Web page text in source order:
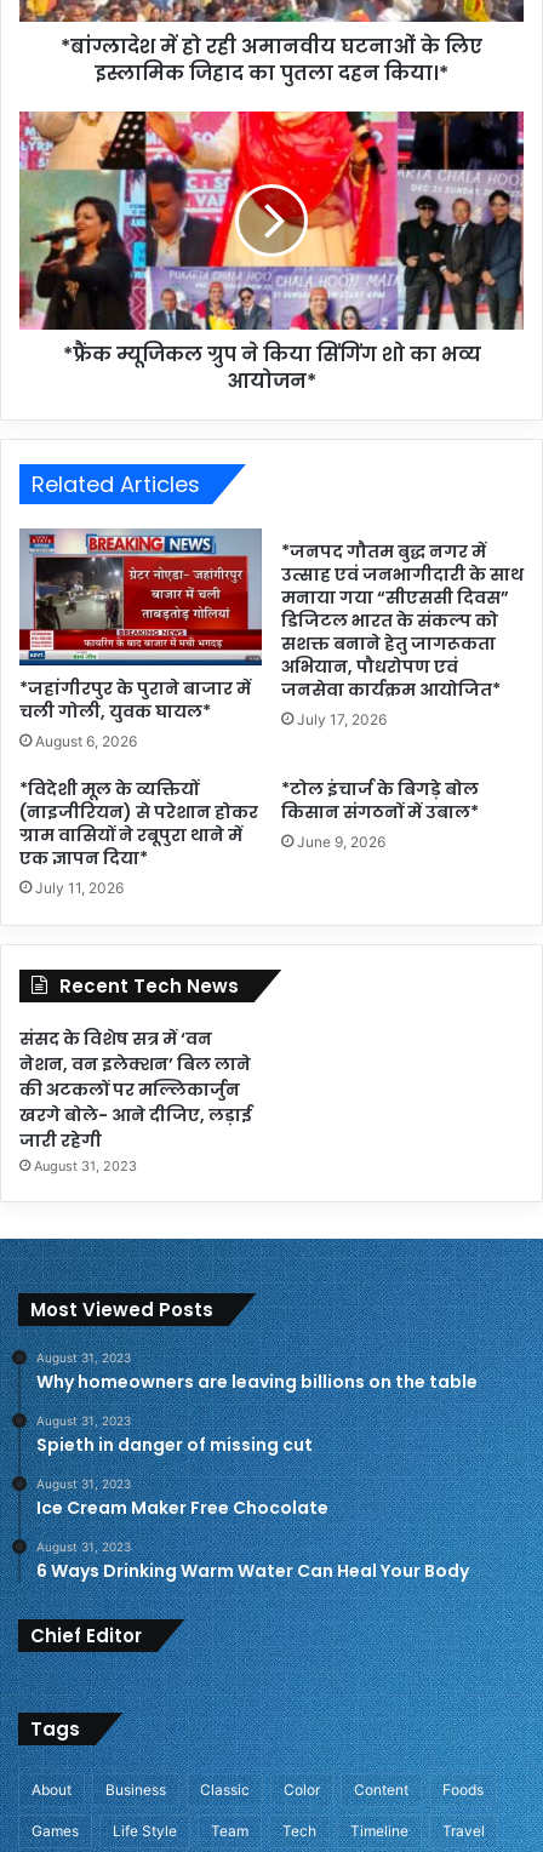
*बांग्लादेश में हो रही अमानवीय घटनाओं के लिए
इस्लामिक जिहाद का पुतला दहन किया।*
*फ्रैंक म्यूजिकल ग्रुप ने किया सिंगिंग शो का भव्य
आयोजन*
Related Articles
*जहांगीरपुर के पुराने बाजार में
चली गोली, युवक घायल*
August 6, 2026
*जनपद गौतम बुद्ध नगर में
उत्साह एवं जनभागीदारी के साथ
मनाया गया “सीएससी दिवस”
डिजिटल भारत के संकल्प को
सशक्त बनाने हेतु जागरूकता
अभियान, पौधरोपण एवं
जनसेवा कार्यक्रम आयोजित*
July 17, 2026
*विदेशी मूल के व्यक्तियों
(नाइजीरियन) से परेशान होकर
ग्राम वासियों ने रबूपुरा थाने में
एक ज्ञापन दिया*
July 11, 2026
*टोल इंचार्ज के बिगड़े बोल
किसान संगठनों में उबाल*
June 9, 2026
Recent Tech News
संसद के विशेष सत्र में ‘वन
नेशन, वन इलेक्शन’ बिल लाने
की अटकलों पर मल्लिकार्जुन
खरगे बोले- आने दीजिए, लड़ाई
जारी रहेगी
August 31, 2023
Most Viewed Posts
August 31, 2023
Why homeowners are leaving billions on the table
August 31, 2023
Spieth in danger of missing cut
August 31, 2023
Ice Cream Maker Free Chocolate
August 31, 2023
6 Ways Drinking Warm Water Can Heal Your Body
Chief Editor
Tags
About Business Classic Color Content Foods
Games Life Style Team Tech Timeline Travel